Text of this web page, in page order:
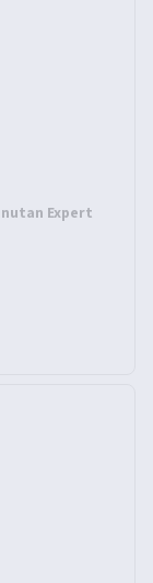
Expert